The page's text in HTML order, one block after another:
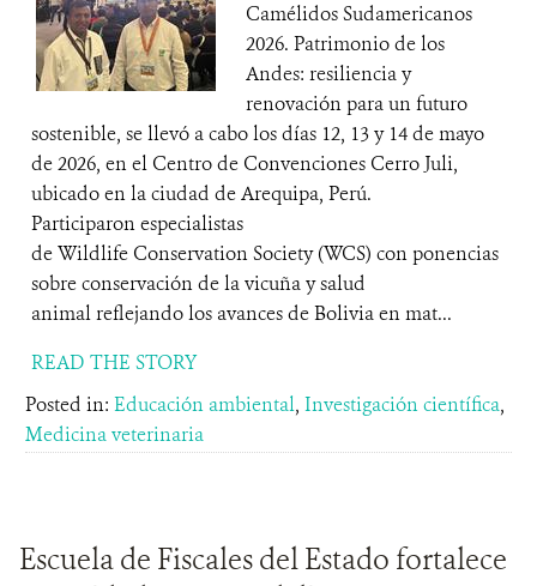
Camélidos Sudamericanos
2026. Patrimonio de los
Andes: resiliencia y
renovación para un futuro
sostenible, se llevó a cabo los días 12, 13 y 14 de mayo
de 2026, en el Centro de Convenciones Cerro Juli,
ubicado en la ciudad de Arequipa, Perú.
Participaron especialistas
de Wildlife Conservation Society (WCS) con ponencias
sobre conservación de la vicuña y salud
animal reflejando los avances de Bolivia en mat...
READ THE STORY
Posted in: Educación ambiental, Investigación científica,
Medicina veterinaria
Escuela de Fiscales del Estado fortalece